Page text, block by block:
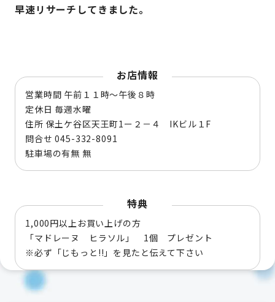
早速リサーチしてきました。
お店情報
営業時間 午前１１時～午後８時
定休日 毎週水曜
住所 保土ケ谷区天王町1ー２－４ IKビル１F
問合せ 045-332-8091
駐車場の有無 無
特典
1,000円以上お買い上げの方
「マドレーヌ ヒラソル」 1個 プレゼント
※必ず「じもっと!!」を見たと伝えて下さい